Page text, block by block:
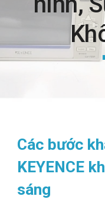
Các bước
KEYENCE
sáng